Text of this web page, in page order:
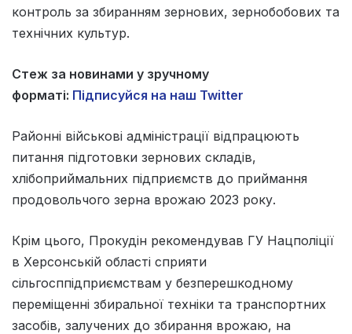
контроль за збиранням зернових, зернобобових та
технічних культур.
Стеж за новинами у зручному
форматі: Підписуйся на наш Twitter
Районні військові адміністрації відпрацюють
питання підготовки зернових складів,
хлібоприймальних підприємств до приймання
продовольчого зерна врожаю 2023 року.
Крім цього, Прокудін рекомендував ГУ Нацполіції
в Херсонській області сприяти
сільгосппідприємствам у безперешкодному
переміщенні збиральної техніки та транспортних
засобів, залучених до збирання врожаю, на